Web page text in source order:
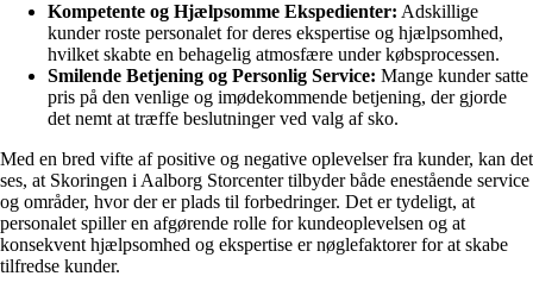
Kompetente og Hjælpsomme Ekspedienter: Adskillige
kunder roste personalet for deres ekspertise og hjælpsomhed,
hvilket skabte en behagelig atmosfære under købsprocessen.
Smilende Betjening og Personlig Service: Mange kunder satte
pris på den venlige og imødekommende betjening, der gjorde
det nemt at træffe beslutninger ved valg af sko.
Med en bred vifte af positive og negative oplevelser fra kunder, kan det
ses, at Skoringen i Aalborg Storcenter tilbyder både enestående service
og områder, hvor der er plads til forbedringer. Det er tydeligt, at
personalet spiller en afgørende rolle for kundeoplevelsen og at
konsekvent hjælpsomhed og ekspertise er nøglefaktorer for at skabe
tilfredse kunder.